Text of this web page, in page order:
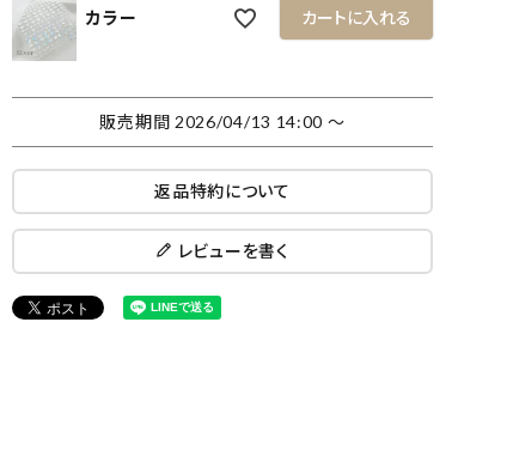
カラー カートに入れる
販売期間 2026/04/13 14:00 〜
返品特約について
レビューを書く